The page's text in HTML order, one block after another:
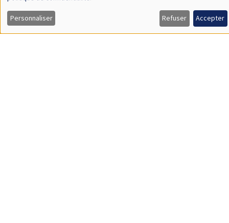
Îlot Bernard du Bois
Mercredi 10 mai 2023